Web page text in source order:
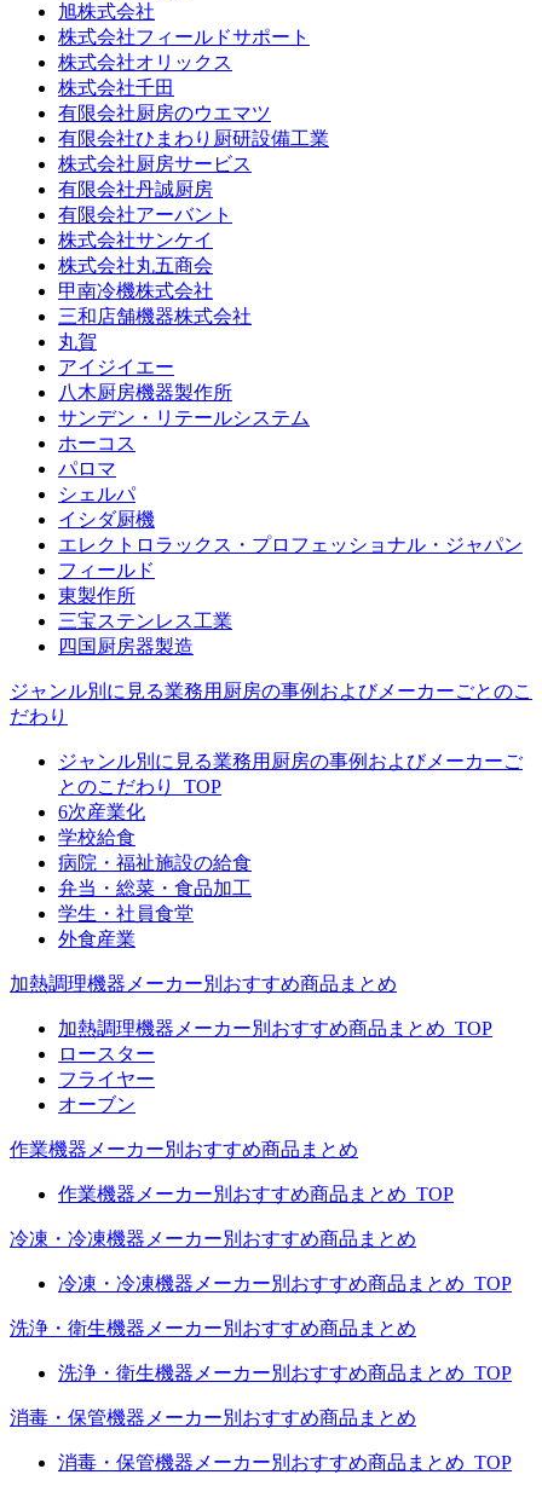
旭株式会社
株式会社フィールドサポート
株式会社オリックス
株式会社千田
有限会社厨房のウエマツ
有限会社ひまわり厨研設備工業
株式会社厨房サービス
有限会社丹誠厨房
有限会社アーバント
株式会社サンケイ
株式会社丸五商会
甲南冷機株式会社
三和店舗機器株式会社
丸賀
アイジイエー
八木厨房機器製作所
サンデン・リテールシステム
ホーコス
パロマ
シェルパ
イシダ厨機
エレクトロラックス・プロフェッショナル・ジャパン
フィールド
東製作所
三宝ステンレス工業
四国厨房器製造
ジャンル別に見る業務用厨房の事例およびメーカーごとのこ
だわり
ジャンル別に見る業務用厨房の事例およびメーカーご
とのこだわり_TOP
6次産業化
学校給食
病院・福祉施設の給食
弁当・総菜・食品加工
学生・社員食堂
外食産業
加熱調理機器メーカー別おすすめ商品まとめ
加熱調理機器メーカー別おすすめ商品まとめ_TOP
ロースター
フライヤー
オーブン
作業機器メーカー別おすすめ商品まとめ
作業機器メーカー別おすすめ商品まとめ_TOP
冷凍・冷凍機器メーカー別おすすめ商品まとめ
冷凍・冷凍機器メーカー別おすすめ商品まとめ_TOP
洗浄・衛生機器メーカー別おすすめ商品まとめ
洗浄・衛生機器メーカー別おすすめ商品まとめ_TOP
消毒・保管機器メーカー別おすすめ商品まとめ
消毒・保管機器メーカー別おすすめ商品まとめ_TOP